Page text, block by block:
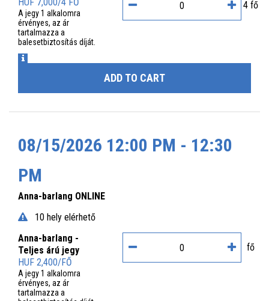
A jegy 1 alkalomra
érvényes, az ár
tartalmazza a
balesetbiztosítás díját.
INFO
4 fő
ADD TO CART
08/15/2026 12:00 PM - 12:30
PM
Anna-barlang ONLINE
10 hely elérhető
Anna-barlang -
Teljes árú jegy
HUF 2,400/FŐ
A jegy 1 alkalomra
érvényes, az ár
tartalmazza a
fő